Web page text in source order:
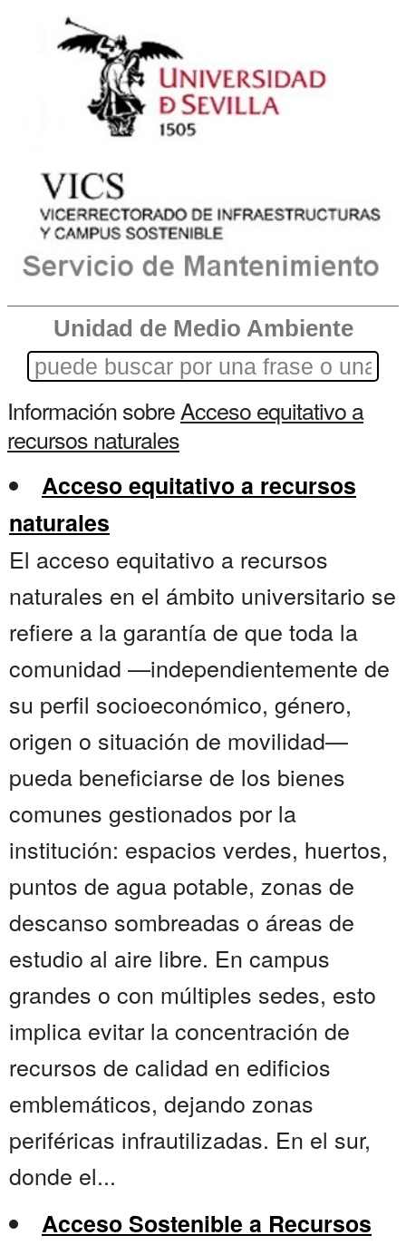
Unidad de Medio Ambiente
Información sobreAcceso equitativo a
recursos naturales
Acceso equitativo a recursos
naturales
El acceso equitativo a recursos
naturales en el ámbito universitario se
refiere a la garantía de que toda la
comunidad —independientemente de
su perfil socioeconómico, género,
origen o situación de movilidad—
pueda beneficiarse de los bienes
comunes gestionados por la
institución: espacios verdes, huertos,
puntos de agua potable, zonas de
descanso sombreadas o áreas de
estudio al aire libre. En campus
grandes o con múltiples sedes, esto
implica evitar la concentración de
recursos de calidad en edificios
emblemáticos, dejando zonas
periféricas infrautilizadas. En el sur,
donde el...
Acceso Sostenible a Recursos